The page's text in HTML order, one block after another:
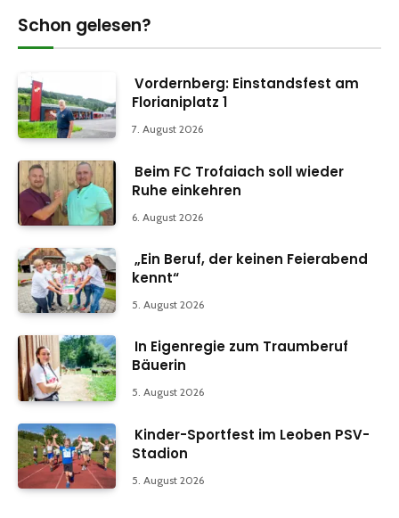
Schon gelesen?
Vordernberg: Einstandsfest am
Florianiplatz 1
7. August 2026
Beim FC Trofaiach soll wieder
Ruhe einkehren
6. August 2026
„Ein Beruf, der keinen Feierabend
kennt“
5. August 2026
In Eigenregie zum Traumberuf
Bäuerin
5. August 2026
Kinder-Sportfest im Leoben PSV-
Stadion
5. August 2026